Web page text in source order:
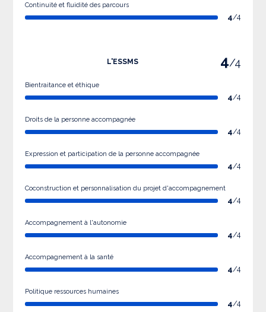
Continuité et fluidité des parcours
4/4
L'ESSMS 4/4
Bientraitance et éthique
4/4
Droits de la personne accompagnée
4/4
Expression et participation de la personne accompagnée
4/4
Coconstruction et personnalisation du projet d'accompagnement
4/4
Accompagnement à l'autonomie
4/4
Accompagnement à la santé
4/4
Politique ressources humaines
4/4